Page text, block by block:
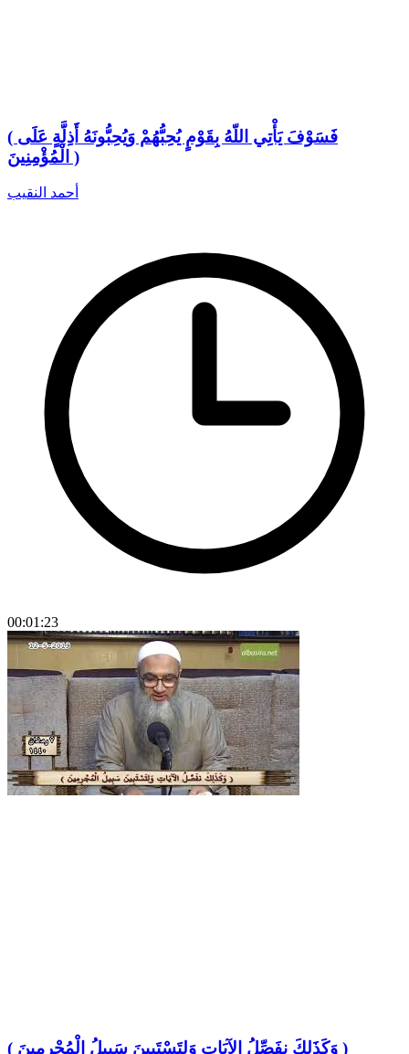
( فَسَوْفَ يَأْتِي اللّهُ بِقَوْمٍ يُحِبُّهُمْ وَيُحِبُّونَهُ أَذِلَّةٍ عَلَى
الْمُؤْمِنِينَ )
أحمد النقيب
00:01:23
( وَكَذَلِكَ نفَصِّلُ الآيَاتِ وَلِتَسْتَبِينَ سَبِيلُ الْمُجْرِمِينَ )